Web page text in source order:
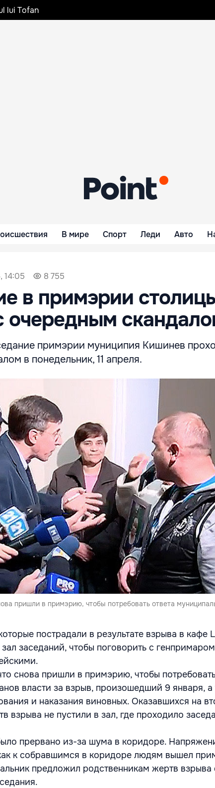
lui Tofan
В мире Спорт Леди Авто
14:05 8 755
в примэрии
очередным
примэрии муниципия Кишинев
в понедельник, 11 апреля.
пришли в примэрию, чтобы потребовать ответа
пострадали в результате взрыва в кафе
заседаний, чтобы поговорить с
снова пришли в примэрию, чтобы
власти за взрыв, произошедший 9 января, а
и наказания виновных. Оказавшихся на
взрыва не пустили в зал, где проходило
прервано из-за шума в коридоре.
к собравшимся в коридоре людям вышел
предложил родственникам жертв взрыва